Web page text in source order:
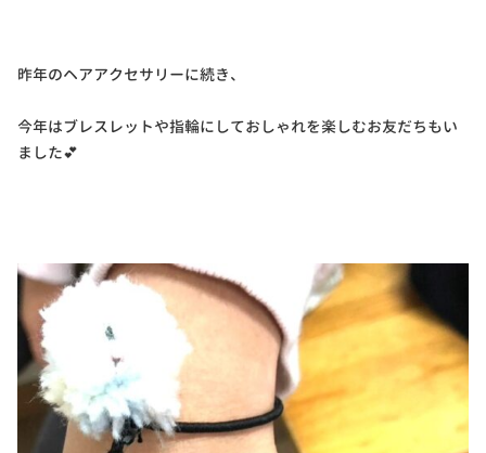
昨年のヘアアクセサリーに続き、
今年はブレスレットや指輪にしておしゃれを楽しむお友だちもい
ました💕